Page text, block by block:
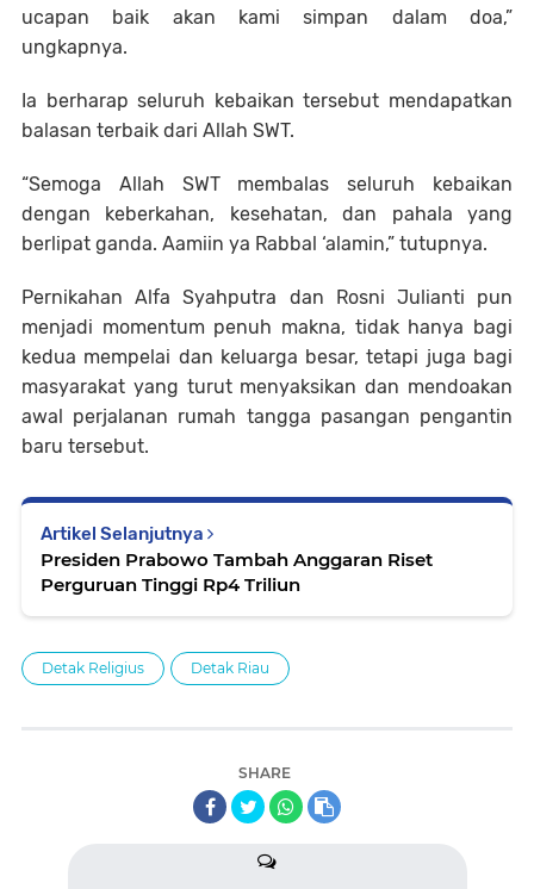
ucapan baik akan kami simpan dalam doa,”
ungkapnya.
Ia berharap seluruh kebaikan tersebut mendapatkan
balasan terbaik dari Allah SWT.
“Semoga Allah SWT membalas seluruh kebaikan
dengan keberkahan, kesehatan, dan pahala yang
berlipat ganda. Aamiin ya Rabbal ‘alamin,” tutupnya.
Pernikahan Alfa Syahputra dan Rosni Julianti pun
menjadi momentum penuh makna, tidak hanya bagi
kedua mempelai dan keluarga besar, tetapi juga bagi
masyarakat yang turut menyaksikan dan mendoakan
awal perjalanan rumah tangga pasangan pengantin
baru tersebut.
Artikel Selanjutnya
Presiden Prabowo Tambah Anggaran Riset
Perguruan Tinggi Rp4 Triliun
Detak Religius Detak Riau
SHARE